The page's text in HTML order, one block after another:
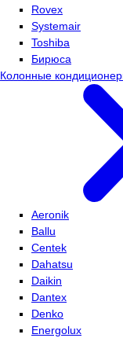
Rovex
Systemair
Toshiba
Бирюса
Колонные
Aeronik
Ballu
Centek
Dahatsu
Daikin
Dantex
Denko
Energolux